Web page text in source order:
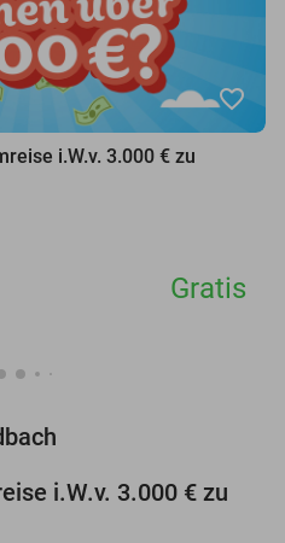
favorite_border
i.W.v. 3.000 € zu
Gratis
i.W.v. 3.000 € zu